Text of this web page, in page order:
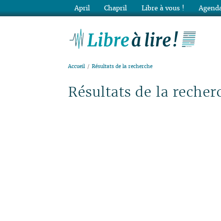
Accueil Résultats de la recherche
Résultats de la
April Chapril Libre à vous !